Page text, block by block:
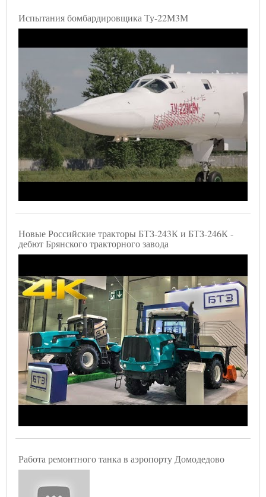
Испытания бомбардировщика Ту-22М3М
Новые Российские тракторы БТЗ-243К и БТЗ-246К -
дебют Брянского тракторного завода
Работа ремонтного танка в аэропорту Домодедово